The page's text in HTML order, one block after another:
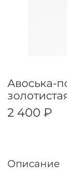
Авоська-
2 400 ₽
Описание